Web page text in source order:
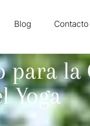
Blog Contacto
para
Yoga